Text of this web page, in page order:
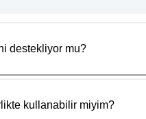
destekliyor mu?
kullanabilir miyim?